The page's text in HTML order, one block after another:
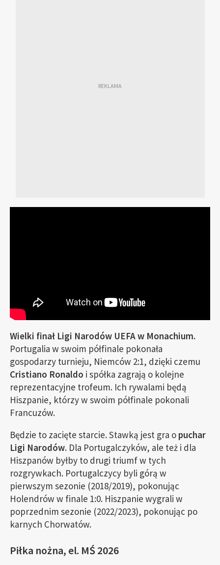
Wielki finał Ligi Narodów UEFA w Monachium.
Portugalia w swoim półfinale pokonała
gospodarzy turnieju, Niemców 2:1, dzięki czemu
Cristiano Ronaldo i spółka zagrają o kolejne
reprezentacyjne trofeum. Ich rywalami będą
Hiszpanie, którzy w swoim półfinale pokonali
Francuzów.
Będzie to zacięte starcie. Stawką jest gra o puchar
Ligi Narodów. Dla Portugalczyków, ale też i dla
Hiszpanów byłby to drugi triumf w tych
rozgrywkach. Portugalczycy byli górą w
pierwszym sezonie (2018/2019), pokonując
Holendrów w finale 1:0. Hiszpanie wygrali w
poprzednim sezonie (2022/2023), pokonując po
karnych Chorwatów.
Piłka nożna, el. MŚ 2026